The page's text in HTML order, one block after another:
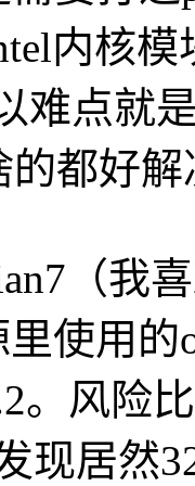
内核
难点就
的都好解
（我
使用的
。风险
现居然